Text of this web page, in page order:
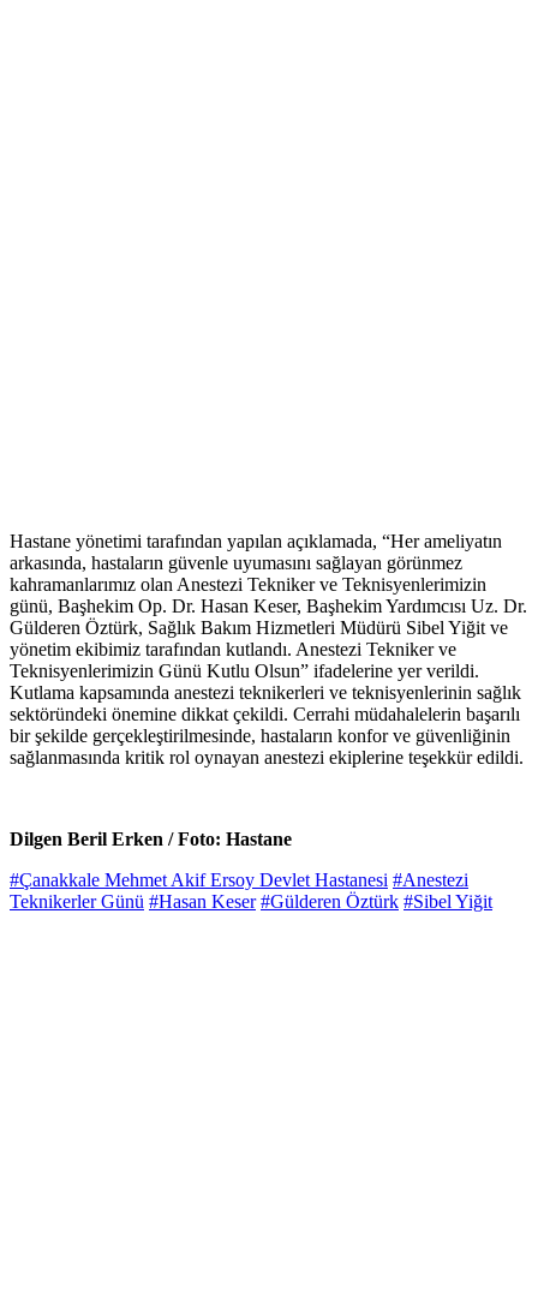
Hastane yönetimi tarafından yapılan açıklamada, “Her ameliyatın
arkasında, hastaların güvenle uyumasını sağlayan görünmez
kahramanlarımız olan Anestezi Tekniker ve Teknisyenlerimizin
günü, Başhekim Op. Dr. Hasan Keser, Başhekim Yardımcısı Uz. Dr.
Gülderen Öztürk, Sağlık Bakım Hizmetleri Müdürü Sibel Yiğit ve
yönetim ekibimiz tarafından kutlandı. Anestezi Tekniker ve
Teknisyenlerimizin Günü Kutlu Olsun” ifadelerine yer verildi.
Kutlama kapsamında anestezi teknikerleri ve teknisyenlerinin sağlık
sektöründeki önemine dikkat çekildi. Cerrahi müdahalelerin başarılı
bir şekilde gerçekleştirilmesinde, hastaların konfor ve güvenliğinin
sağlanmasında kritik rol oynayan anestezi ekiplerine teşekkür edildi.
Dilgen Beril Erken / Foto: Hastane
#Çanakkale Mehmet Akif Ersoy Devlet Hastanesi #Anestezi
Teknikerler Günü #Hasan Keser #Gülderen Öztürk #Sibel Yiğit